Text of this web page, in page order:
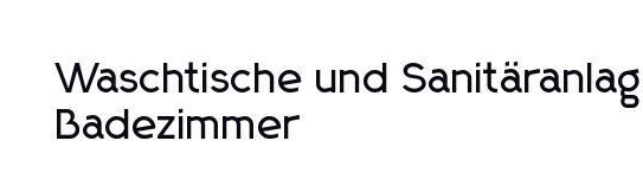
Waschtische und
Badezimmer